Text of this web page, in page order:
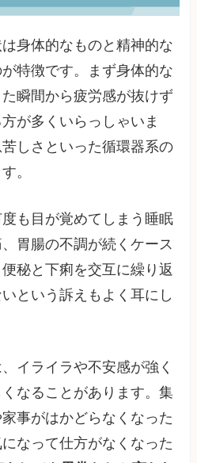
身体的なものと精神的な
特徴です。まず身体的な
瞬間から疲労感が抜けず
が多くいらっしゃいま
しさといった循環器系の
。
も目が覚めてしまう睡眠
胃腸の不調が続くケース
秘と下痢を交互に繰り返
という訴えもよく耳にし
イライラや不安感が強く
なることがあります。集
事がはかどらなくなった
なって仕方がなくなった